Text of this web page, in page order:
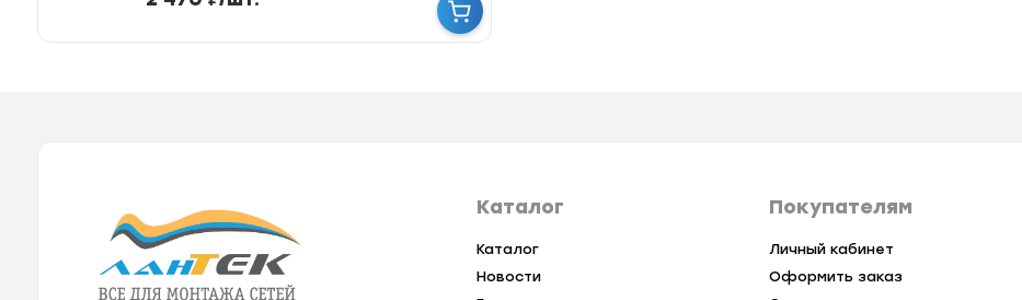
Каталог
Каталог
Новости
Покупателям
Личный кабинет
Оформить заказ